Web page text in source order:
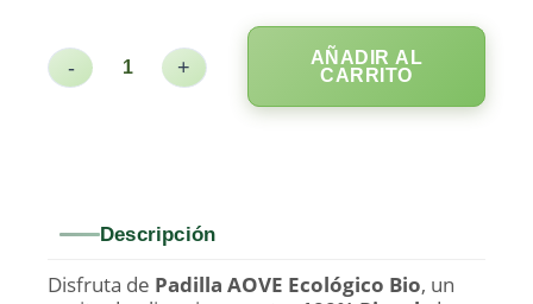
- +
AÑADIR AL
CARRITO
Descripción
Disfruta de Padilla AOVE Ecológico Bio, un